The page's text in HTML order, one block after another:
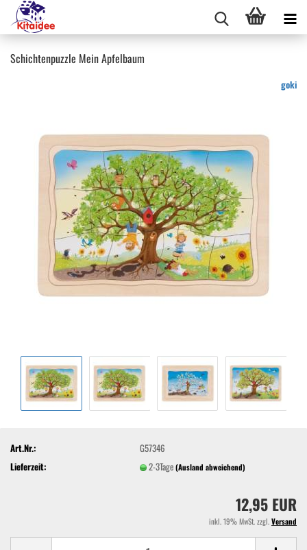
Schichtenpuzzle Mein Apfelbaum
goki
Art.Nr.:
G57346
Lieferzeit:
2-3Tage(Ausland abweichend)
12,95 EUR
inkl. 19% MwSt. zzgl.Versand